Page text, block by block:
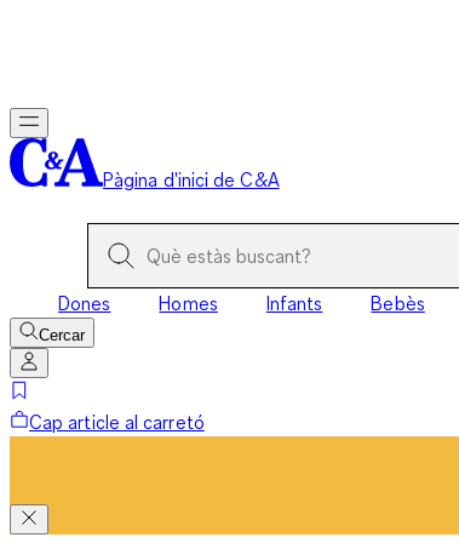
Pàgina d'inici de C&A
Dones Homes Infants Bebès
Cercar
Cap article al carretó